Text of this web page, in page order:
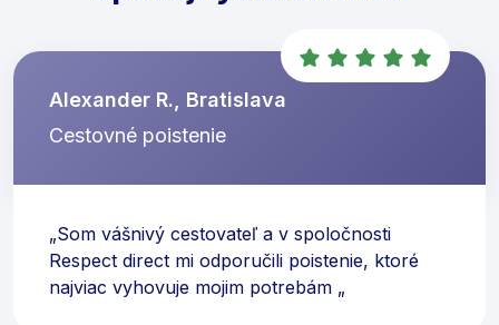
Alexander R., Bratislava
Cestovné poistenie
„Som vášnivý cestovateľ a v spoločnosti
Respect direct mi odporučili poistenie, ktoré
najviac vyhovuje mojim potrebám „